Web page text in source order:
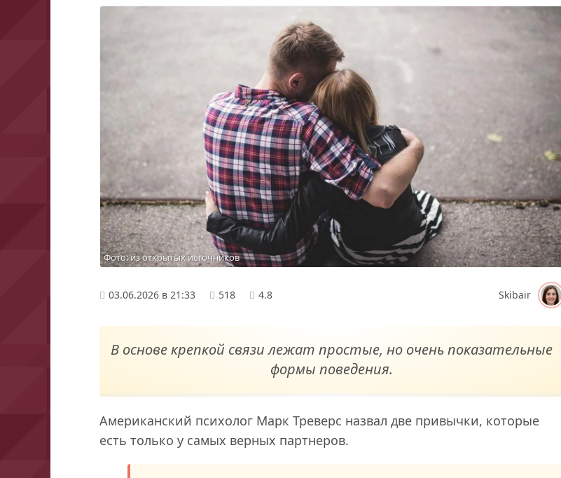
Фото: из открытых источников
03.06.2026 в 21:33 518 4.8 Skibair
В основе крепкой связи лежат простые, но очень показательные
формы поведения.
Американский психолог Марк Треверс назвал две привычки, которые
есть только у самых верных партнеров.